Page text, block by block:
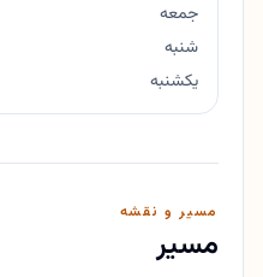
جمعه
شنبه
یکشنبه
مسیر و نقشه
مسیر